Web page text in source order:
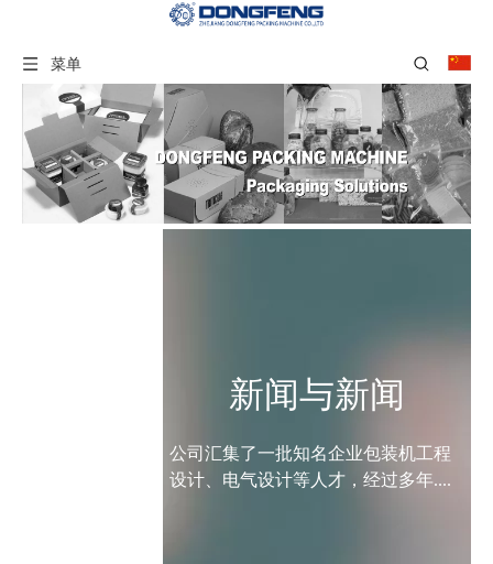
菜单
新闻与新闻
公司汇集了一批知名企业包装机工程
设计、电气设计等人才，经过多年....